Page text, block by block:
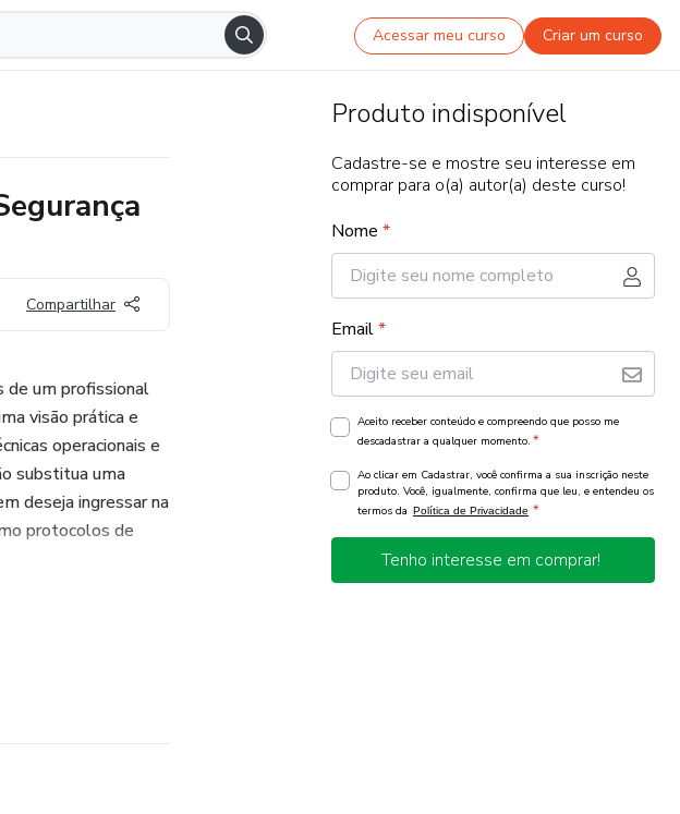
Acessar meu curso Criar um curso
Compartilhar
de um profissional
visão prática e
operacionais e
substitua uma
deseja ingressar na
protocolos de
Produto indisponível
Cadastre-se e mostre seu interesse em
comprar para o(a) autor(a) deste curso!
Nome *
Email*
Aceito receber conteúdo e compreendo que posso me
descadastrar a qualquer momento. *
Ao clicar em Cadastrar, você confirma a sua inscrição neste
produto. Você, igualmente, confirma que leu, e entendeu os
termos da Política de Privacidade *
Tenho interesse em comprar!